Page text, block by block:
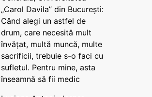
„Carol Davila” din București:
Când alegi un astfel de
drum, care necesită mult
învățat, multă muncă, multe
sacrificii, trebuie s-o faci cu
sufletul. Pentru mine, asta
înseamnă să fii medic